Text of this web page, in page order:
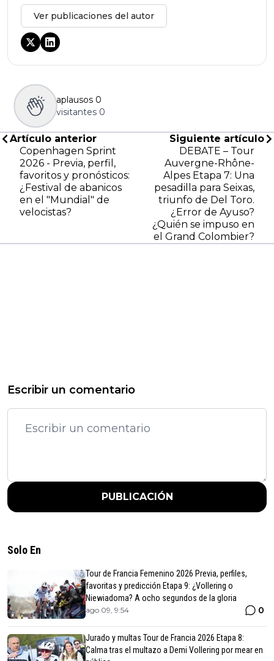
Ver publicaciones del autor
aplausos 0
visitantes 0
Artículo anterior
Copenhagen Sprint
2026 - Previa, perfil,
favoritos y pronósticos:
¿Festival de abanicos
en el "Mundial" de
velocistas?
Siguiente artículo
DEBATE – Tour
Auvergne-Rhône-
Alpes Etapa 7: Una
pesadilla para Seixas,
triunfo de Del Toro.
¿Error de Ayuso?
¿Quién se impuso en
el Grand Colombier?
Escribir un comentario
PUBLICACIÓN
Solo En
Tour de Francia Femenino 2026 Previa, perfiles,
favoritas y predicción Etapa 9: ¿Vollering o
Niewiadoma? A ocho segundos de la gloria
ago 09, 9:54 0
Jurado y multas Tour de Francia 2026 Etapa 8:
Calma tras el multazo a Demi Vollering por mear en